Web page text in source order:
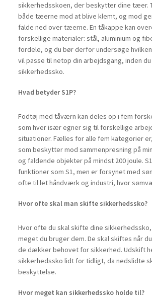
sikkerhedsskoen, der beskytter dine tæer.
både tæerne mod at blive klemt, og mod
falde ned over tæerne. En tåkappe kan
forskellige materialer: stål, aluminium og
fordele, og du bør derfor undersøge
vil passe til netop din arbejdsgang, inden
sikkerhedssko.
Hvad betyder S1P?
Fodtøj med tåværn kan deles op i fem
som hver især egner sig til forskellige
situationer. Fælles for alle fem kategorier
som beskytter mod sammenpresning på
og faldende objekter på mindst 200 joule.
funktioner som S1, men er forsynet med
ofte til let håndværk og industri, hvor
Hvor ofte skal man skifte sikkerhedssko?
Hvor ofte du skal skifte dine
meget du bruger dem. De skal skiftes når
de dækker behovet for sikkerhed. Udskift
sikkerhedssko lidt for tidligt, da nedslidte
beskyttelse.
Hvor meget kan sikkerhedssko holde til?